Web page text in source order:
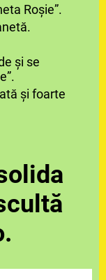
Roșie”.
și se
și foarte